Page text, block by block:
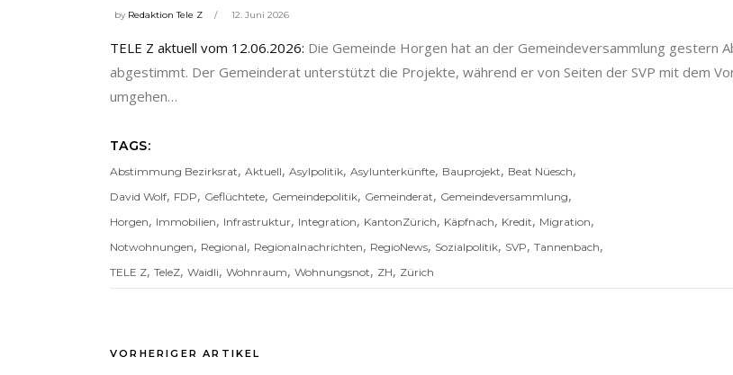
by Redaktion Tele Z 12. Juni 2026
TELE Z aktuell vom 12.06.2026: Die Gemeinde Horgen hat an der Gemeindeversammlung gestern
abgestimmt. Der Gemeinderat unterstützt die Projekte, während er von Seiten der SVP mit dem
umgehen…
TAGS:
Abstimmung Bezirksrat, Aktuell, Asylpolitik, Asylunterkünfte, Bauprojekt, Beat Nüesch,
David Wolf, FDP, Geflüchtete, Gemeindepolitik, Gemeinderat, Gemeindeversammlung,
Horgen, Immobilien, Infrastruktur, Integration, KantonZürich, Käpfnach, Kredit, Migration,
Notwohnungen, Regional, Regionalnachrichten, RegioNews, Sozialpolitik, SVP, Tannenbach,
TELE Z, TeleZ, Waidli, Wohnraum, Wohnungsnot, ZH, Zürich
VORHERIGER ARTIKEL